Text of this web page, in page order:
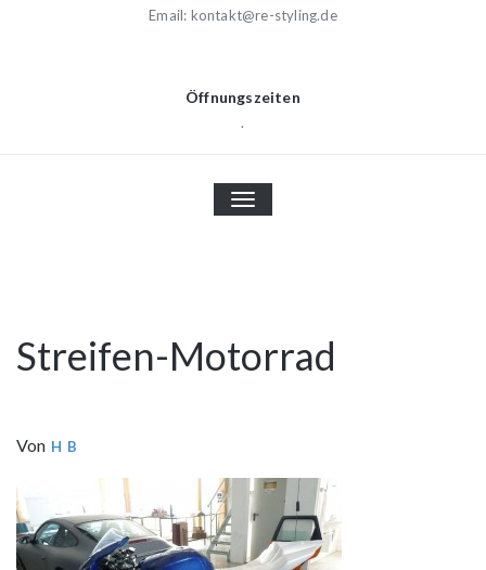
Email: kontakt@re-styling.de
Öffnungszeiten
.
TOGGLE
NAVIGATION
Streifen-Motorrad
Von H B